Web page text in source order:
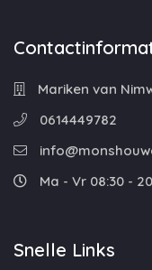
Mariken van
0614449782
Ma - Vr 08:30 -
Snelle Links